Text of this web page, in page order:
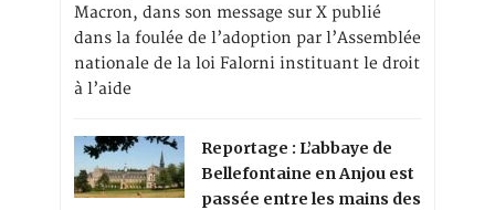
Macron, dans son message sur X publié
dans la foulée de l’adoption par l’Assemblée
nationale de la loi Falorni instituant le droit
à l’aide
Reportage : L’abbaye de
Bellefontaine en Anjou est
passée entre les mains des